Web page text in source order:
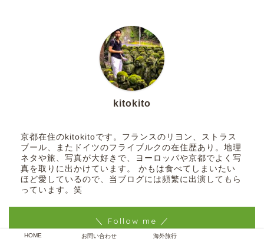
kitokito
京都在住のkitokitoです。フランスのリヨン、ストラス
ブール、またドイツのフライブルクの在住歴あり。地理
ネタや旅、写真が大好きで、ヨーロッパや京都でよく写
真を取りに出かけています。 かもは食べてしまいたい
ほど愛しているので、当ブログには頻繁に出演してもら
っています。笑
＼ Follow me ／
HOME お問い合わせ 海外旅行